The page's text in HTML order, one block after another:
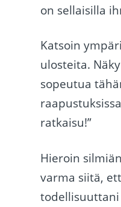
on sellaisilla
Katsoin
ulosteita.
sopeutua
ratkaisu!”
Hieroin
varma siitä,
todellisuuttani